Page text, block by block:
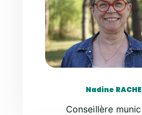
Nadine RACHE
Conseillère